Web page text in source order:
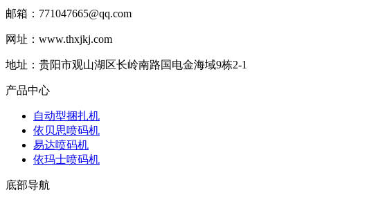
邮箱：771047665@qq.com
网址：www.thxjkj.com
地址：贵阳市观山湖区长岭南路国电金海域9栋2-1
产品中心
自动型捆扎机
依贝思喷码机
易达喷码机
依玛士喷码机
底部导航